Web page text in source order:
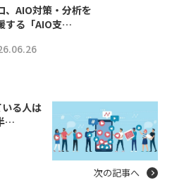
、AIO対策・分析を
する「AIO支…
る人は
…
次の記事へ